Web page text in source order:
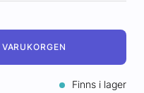
Finns i lager